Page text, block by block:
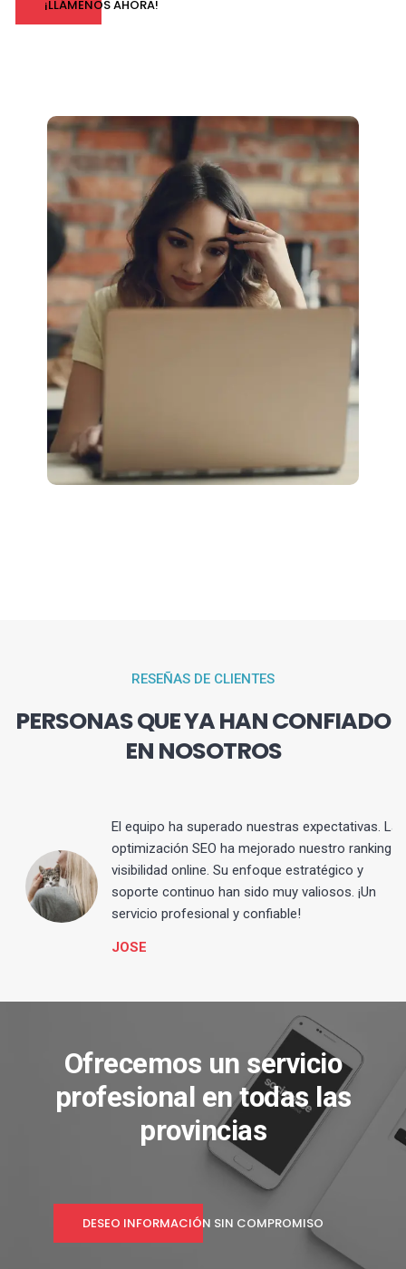
¡LLÁMENOS AHORA!
RESEÑAS DE CLIENTES
PERSONAS QUE YA HAN CONFIADO
EN NOSOTROS
El equipo ha superado nuestras expectativas. La
optimización SEO ha mejorado nuestro ranking y
visibilidad online. Su enfoque estratégico y
soporte continuo han sido muy valiosos. ¡Un
servicio profesional y confiable!
JOSE
Ofrecemos un servicio
profesional en todas las
provincias
DESEO INFORMACIÓN SIN COMPROMISO